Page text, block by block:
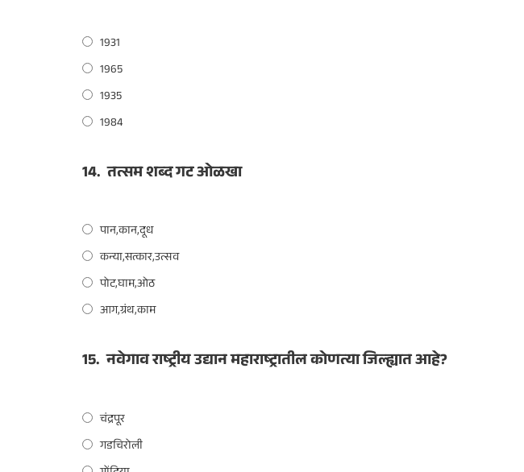
1931
1965
1935
1984
14. तत्सम शब्द गट ओळखा
पान,कान,दूध
कन्या,सत्कार,उत्सव
पोट,घाम,ओठ
आग,ग्रंथ,काम
15. नवेगाव राष्ट्रीय उद्यान महाराष्ट्रातील कोणत्या जिल्ह्यात आहे?
चंद्रपूर
गडचिरोली